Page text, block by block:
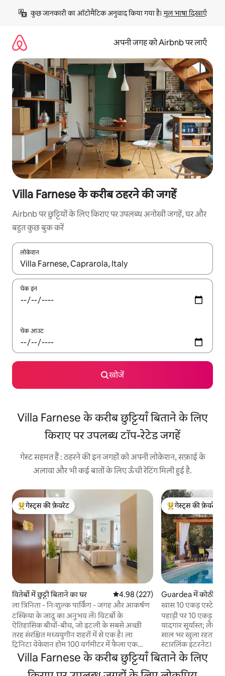
छोड़कर
कॉन्टेंट
कुछ जानकारी का ऑटोमैटिक अनुवाद किया गया है। मूल भाषा दिखाएँ
अपनी जगह को Airbnb पर लाएँ
Villa Farnese के करीब ठहरने की जगहें
Airbnb पर छुट्टियों के लिए किराए पर उपलब्ध अनोखी जगहें, घर और
बहुत कुछ बुक करें
लोकेशन
नतीजों के उपलब्ध होने पर, अप और डाउन 'ऐरो की' का इस्तेमाल करके नेविगेट
चेक इन
चेक आउट
खोजें
Villa Farnese के करीब छुट्टियाँ बिताने के लिए
किराए पर उपलब्ध टॉप-रेटेड जगहें
गेस्ट सहमत हैं : ठहरने की इन जगहों को अपनी लोकेशन, सफ़ाई के
अलावा और भी कई बातों के लिए ऊँची रेटिंग मिली हुई है.
गेस्ट्स का टॉप फ़ेवरेट
गेस्ट्स की फ़ेवरेट
वितेर्बो में छुट्टी बिताने का घर औसत रेटिंग 5 में से 4.98, 227 समीक्षाएँ
4.98 (227)
ला त्रिनिता - निःशुल्क पार्किंग - जगह और आकर्षण
टस्किया के जादू का अनुभव लें। विटर्बो के
ऐतिहासिक बीचों-बीच, जो इटली के सबसे अच्छी
तरह संरक्षित मध्ययुगीन शहरों में से एक है। ला
ट्रिनिटा वेकेशन होम 100 वर्गमीटर में फैला एक
रोशन और सुंदर निवास है, जो पूरी तरह से एक मंज़िल
पर है। तीन आला दर्जे के बेडरूम, दो आधुनिक
बाथरूम, एक पूरी तरह सुसज्जित रसोई और एक
गेस्ट्स का टॉप फ़ेवरेट
गेस्ट्स की फ़ेवरेट
Guardea में कोठी
खास 10 एकड़ एस्टेट
पहाड़ी पर 10 एकड़
यादगार सूर्यास्त;
साल भर खुला रहता
स्टारलिंक इंटरनेट। बहुत निजी और शांतिपूर्ण 2
फ़्लोर, 4 बेडरूम, 4
स्मार्टटीवी, अच्छी तरह से
परगोला फ़ॉर
Villa Farnese के करीब छुट्टियाँ बिताने के लिए